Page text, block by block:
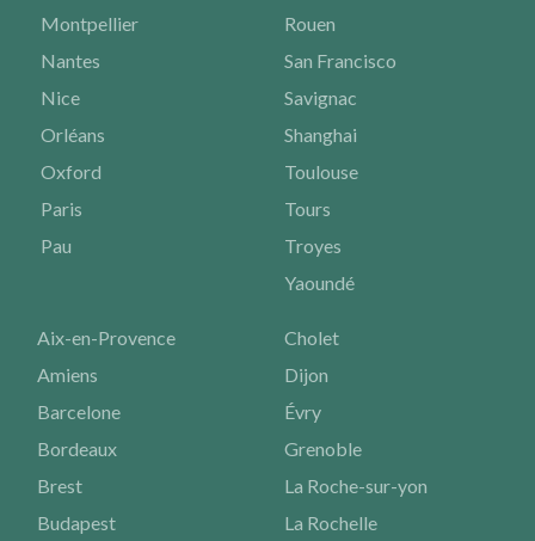
Montpellier
Nantes
Nice
Orléans
Oxford
Paris
Pau
Rouen
San Francisco
Savignac
Shanghai
Toulouse
Tours
Troyes
Yaoundé
Aix-en-Provence
Amiens
Barcelone
Bordeaux
Brest
Budapest
Cholet
Dijon
Évry
Grenoble
La Roche-sur-yon
La Rochelle